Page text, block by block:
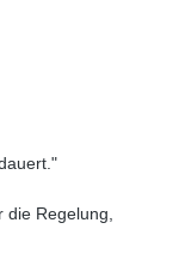
Regelung,